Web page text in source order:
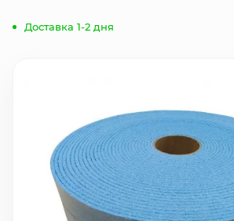
В корзину
10 000 ₽
Минимальный заказ
Доставка 1-2 дня